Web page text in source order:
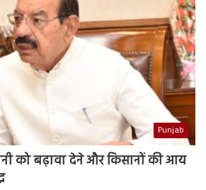
Punjab
को बढ़ावा देने और किसानों की आय